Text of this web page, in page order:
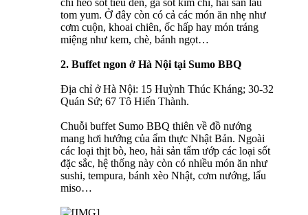
tom yum. Ở đây còn có cả các món ăn nhẹ như
cơm cuộn, khoai chiên, ốc hấp hay món tráng
miệng như kem, chè, bánh ngọt…
2. Buffet ngon ở Hà Nội tại Sumo BBQ
Địa chỉ ở Hà Nội: 15 Huỳnh Thúc Kháng; 30-32
Quán Sứ; 67 Tô Hiến Thành.
Chuỗi buffet Sumo BBQ thiên về đồ nướng
mang hơi hướng của ẩm thực Nhật Bản. Ngoài
các loại thịt bò, heo, hải sản tẩm ướp các loại sốt
đặc sắc, hệ thống này còn có nhiều món ăn như
sushi, tempura, bánh xèo Nhật, cơm nướng, lẩu
miso…